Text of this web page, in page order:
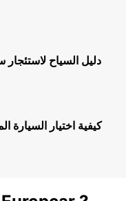
دليل السياح لاستئجار
كيفية اختيار السيارة